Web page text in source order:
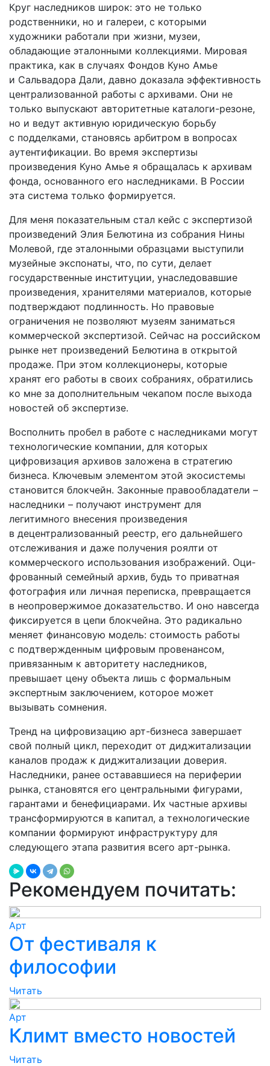
Круг наследников широк: это не только
родственники, но и галереи, с которыми
художники работали при жизни, музеи,
обладающие эталонными коллекциями. Мировая
практика, как в случаях Фондов Куно Амье
и Сальвадора Дали, давно доказала эффективность
централизованной работы с архивами. Они не
только выпускают авторитетные каталоги-­резоне,
но и ведут активную юридическую борьбу
с подделками, становясь арбитром в вопросах
аутентификации. Во время экспертизы
произведения Куно Амье я обращалась к архивам
фонда, основанного его наследниками. В России
эта система только формируется.
Для меня показательным стал кейс с экспертизой
произведений Элия Белютина из собрания Нины
Молевой, где эталонными образцами выступили
музейные экспонаты, что, по сути, делает
государственные институции, унаследовавшие
произведения, хранителями материалов, которые
подтверждают подлинность. Но правовые
ограничения не позволяют музеям заниматься
коммерческой экспертизой. Сейчас на российском
рынке нет произведений Белютина в открытой
продаже. При этом коллекционеры, которые
хранят его работы в своих собраниях, обратились
ко мне за дополнительным чекапом после выхода
новостей об экспертизе.
Восполнить пробел в работе с наследниками могут
технологические компании, для которых
цифровизация архивов заложена в стратегию
бизнеса. Ключевым элементом этой экосистемы
становится блокчейн. Законные правообладатели –
наследники – получают инструмент для
легитимного внесения произведения
в децентрализованный реестр, его дальнейшего
отслеживания и даже получения роялти от
коммерческого использования изображений. Оци­
фрованный семейный архив, будь то приватная
фотография или личная переписка, превращается
в неопровержимое доказательство. И оно навсегда
фиксируется в цепи блокчейна. Это радикально
меняет финансовую модель: стоимость работы
с подтвержденным цифровым провенансом,
привязанным к авторитету наследников,
превышает цену объекта лишь с формальным
экспертным заключением, которое может
вызывать сомнения.
Тренд на цифровизацию арт-бизнеса завершает
свой полный цикл, переходит от диджитализации
каналов продаж к диджитализации доверия.
Наследники, ранее остававшиеся на периферии
рынка, становятся его центральными фигурами,
гарантами и бенефициарами. Их частные архивы
трансформируются в капитал, а технологические
компании формируют инфраструктуру для
следующего этапа развития всего арт-рынка.
Рекомендуем почитать:
Арт
От фестиваля к
философии
Читать
Арт
Климт вместо новостей
Читать